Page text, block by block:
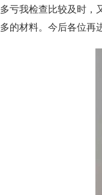
多亏我检查比较及时，
多的材料。今后各位再